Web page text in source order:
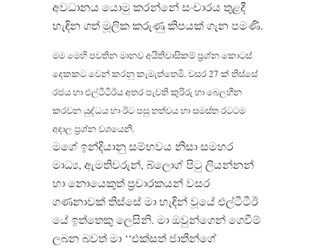
අවධානය යොමු කරන්නේ සංචාරය තුළදී
හැඳින ගත් මූලික කරුණු කිපයක් ගැන පමණි.
මම මෙහි පවතින මානව අයිතිවාසිකම් ප‍්‍රශ්න කොටස්
දෙකකට වෙන් කරනු කැමැත්තෙමි. වසර 27 ක් තිස්සේ
රජය හා එල්ටීටීඊය අතර පැවති කුරිරු හා බෙලහීන
කරවන යුද්ධය හා ඊට පසු තත්වය හා සමස්ත රටටම
අදාල ප‍්‍රශ්න වශයෙනි.
මගේ ඉන්දියානු සම්භවය නිසා සමහර
මාධ්‍ය, ඇමතිවරුන්, බ්ලොග් පිටු ලියන්නන්
හා නොයෙකුත් ප‍්‍රචාරකයන් වසර
ගණනාවක් තිස්සේ මා හැඳින් වූයේ එල්ටීටීඊ
යේ ඉත්තෙකු ලෙසිනි. මා ඔවුන්ගෙන් ගෙවීම්
ලබන බවත් මා ‘‘එක්සත් ජාතීන්ගේ